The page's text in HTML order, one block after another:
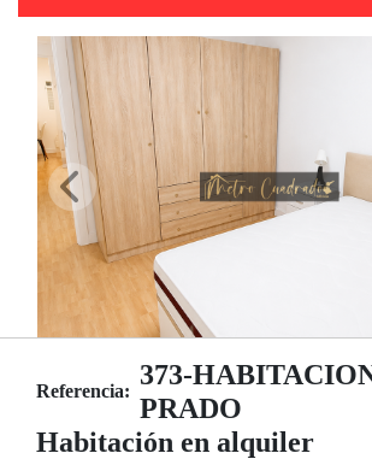
Referencia:
373-
PRADO
Habitación en alquiler